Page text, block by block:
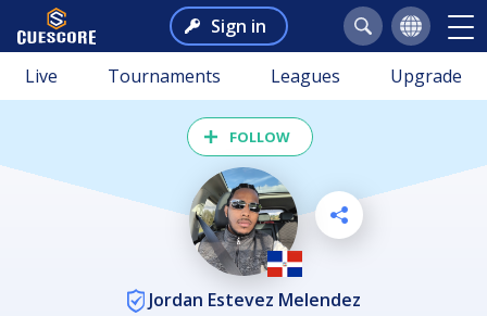
Sign in
Live Tournaments Leagues Upgrade
FOLLOW
Jordan Estevez Melendez